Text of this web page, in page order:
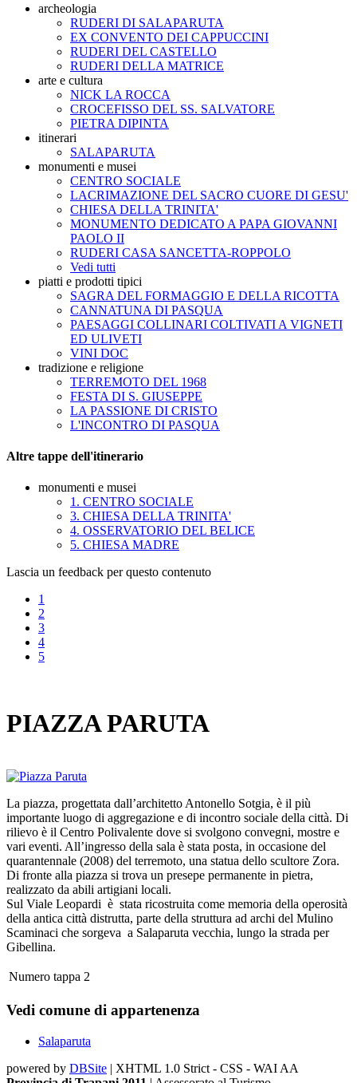
archeologia
RUDERI DI SALAPARUTA
EX CONVENTO DEI CAPPUCCINI
RUDERI DEL CASTELLO
RUDERI DELLA MATRICE
arte e cultura
NICK LA ROCCA
CROCEFISSO DEL SS. SALVATORE
PIETRA DIPINTA
itinerari
SALAPARUTA
monumenti e musei
CENTRO SOCIALE
LACRIMAZIONE DEL SACRO CUORE DI GESU'
CHIESA DELLA TRINITA'
MONUMENTO DEDICATO A PAPA GIOVANNI
PAOLO II
RUDERI CASA SANCETTA-ROPPOLO
Vedi tutti
piatti e prodotti tipici
SAGRA DEL FORMAGGIO E DELLA RICOTTA
CANNATUNA DI PASQUA
PAESAGGI COLLINARI COLTIVATI A VIGNETI
ED ULIVETI
VINI DOC
tradizione e religione
TERREMOTO DEL 1968
FESTA DI S. GIUSEPPE
LA PASSIONE DI CRISTO
L'INCONTRO DI PASQUA
Altre tappe dell'itinerario
monumenti e musei
1. CENTRO SOCIALE
3. CHIESA DELLA TRINITA'
4. OSSERVATORIO DEL BELICE
5. CHIESA MADRE
Lascia un feedback per questo contenuto
1
2
3
4
5
PIAZZA PARUTA
La piazza, progettata dall’architetto Antonello Sotgia, è il più
importante luogo di aggregazione e di incontro sociale della città. Di
rilievo è il Centro Polivalente dove si svolgono convegni, mostre e
vari eventi. All’ingresso della sala è stata posta, in occasione del
quarantennale (2008) del terremoto, una statua dello scultore Zora.
Di fronte alla piazza si trova un presepe permanente in pietra,
realizzato da abili artigiani locali.
Sul Viale Leopardi è stata ricostruita come memoria della operosità
della antica città distrutta, parte della struttura ad archi del Mulino
Scaminaci che sorgeva a Salaparuta vecchia, lungo la strada per
Gibellina.
Numero tappa 2
Vedi comune di appartenenza
Salaparuta
powered by DBSite | XHTML 1.0 Strict - CSS - WAI AA